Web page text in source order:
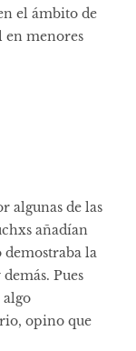
el ámbito de
en menores
algunas de las
añadían
demostraba la
Pues
algo
opino que